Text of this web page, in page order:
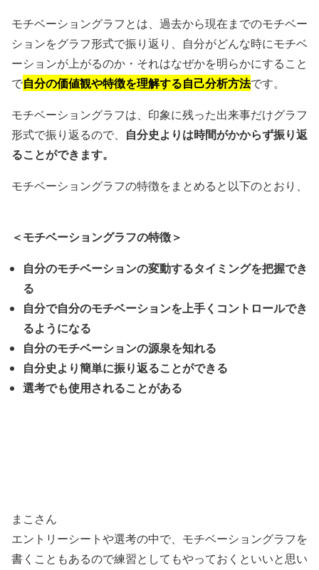
モチベーショングラフとは、過去から現在までのモチベー
ションをグラフ形式で振り返り、自分がどんな時にモチベ
ーションが上がるのか・それはなぜかを明らかにすること
で自分の価値観や特徴を理解する自己分析方法です。
モチベーショングラフは、印象に残った出来事だけグラフ
形式で振り返るので、 自分史よりは時間がかからず振り返
ることができます。
モチベーショングラフの特徴をまとめると以下のとおり、
＜モチベーショングラフの特徴＞
自分のモチベーションの変動するタイミングを把握でき
る
自分で自分のモチベーションを上手くコントロールでき
るようになる
自分のモチベーションの源泉を知れる
自分史より簡単に振り返ることができる
選考でも使用されることがある
まこさん
エントリーシートや選考の中で、モチベーショングラフを
書くこともあるので練習としてもやっておくといいと思い